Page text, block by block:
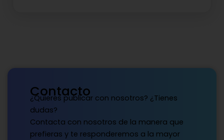
Contacto
¿Quieres publicar con nosotros? ¿Tienes
dudas?
Contacta con nosotros de la manera que
prefieras y te responderemos a la mayor